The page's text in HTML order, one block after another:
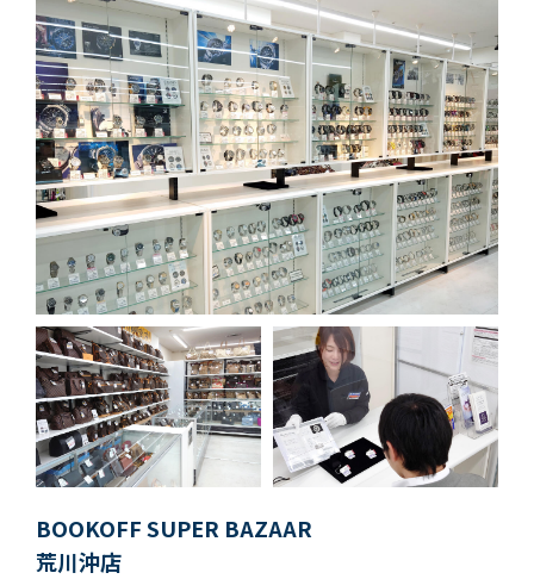
BOOKOFF SUPER BAZAAR
荒川沖店